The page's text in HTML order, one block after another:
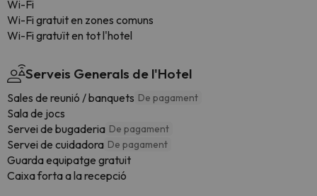
Wi-Fi
Wi-Fi gratuit en zones comuns
Wi-Fi gratuït en tot l'hotel
Serveis Generals de l'Hotel
Sales de reunió / banquets De pagament
Sala de jocs
Servei de bugaderia De pagament
Servei de cuidadora De pagament
Guarda equipatge gratuit
Caixa forta a la recepció